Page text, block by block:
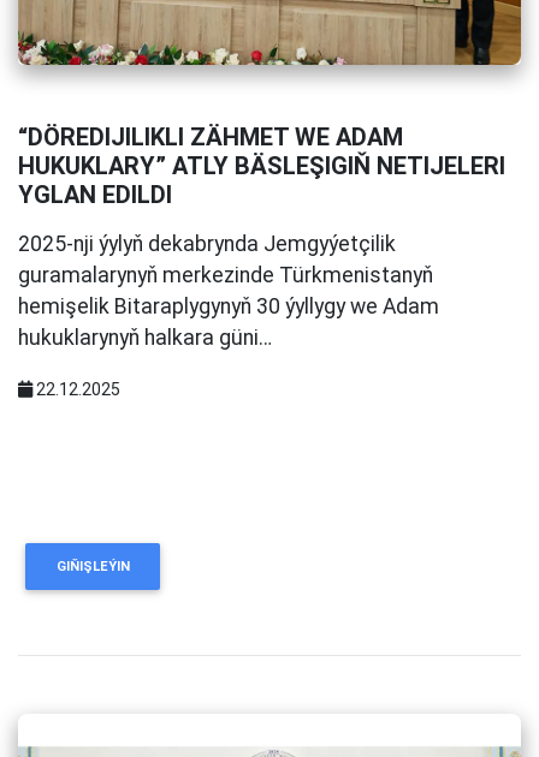
“DÖREDIJILIKLI ZÄHMET WE ADAM
HUKUKLARY” ATLY BÄSLEŞIGIŇ NETIJELERI
YGLAN EDILDI
2025-nji ýylyň dekabrynda Jemgyýetçilik
guramalarynyň merkezinde Türkmenistanyň
hemişelik Bitaraplygynyň 30 ýyllygy we Adam
hukuklarynyň halkara güni…
22.12.2025
GIŇIŞLEÝIN